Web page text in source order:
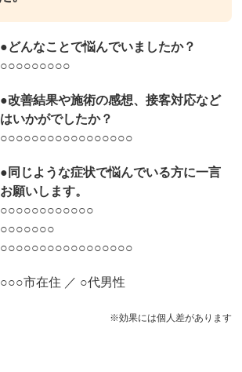
●どんなことで悩んでいましたか？
○○○○○○○○○
●改善結果や施術の感想、接客対応など
はいかがでしたか？
○○○○○○○○○○○○○○○○○
●同じような症状で悩んでいる方に一言
お願いします。
○○○○○○○○○○○○
○○○○○○○
○○○○○○○○○○○○○○○○○
○○○市在住 ／ ○代男性
※効果には個人差があります